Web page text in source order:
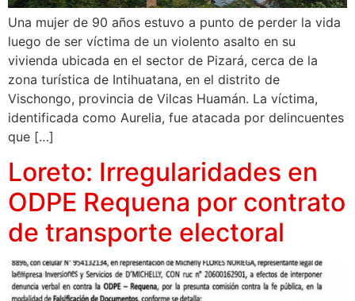
Una mujer de 90 años estuvo a punto de perder la vida
luego de ser víctima de un violento asalto en su
vivienda ubicada en el sector de Pizará, cerca de la
zona turística de Intihuatana, en el distrito de
Vischongo, provincia de Vilcas Huamán. La víctima,
identificada como Aurelia, fue atacada por delincuentes
que […]
Loreto: Irregularidades en
ODPE Requena por contrato
de transporte electoral